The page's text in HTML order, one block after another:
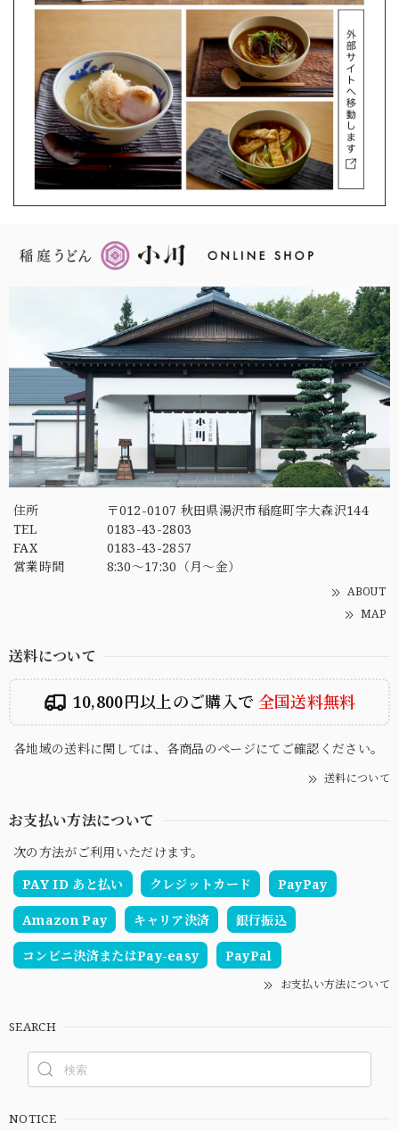
住所
〒012-0107 秋田県湯沢市稲庭町字大森沢144
TEL
0183-43-2803
FAX
0183-43-2857
営業時間
8:30～17:30（月～金）
ABOUT
MAP
送料について
10,800円以上のご購入で 全国送料無料
各地域の送料に関しては、各商品のページにてご確認ください。
送料について
お支払い方法について
次の方法がご利用いただけます。
PAY ID あと払い
クレジットカード PayPay
Amazon Pay キャリア決済 銀行振込
コンビニ決済またはPay-easy PayPal
お支払い方法について
SEARCH
NOTICE